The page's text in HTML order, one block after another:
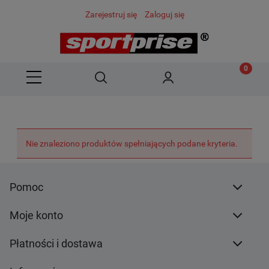
Zarejestruj się Zaloguj się
Nie znaleziono produktów spełniających podane kryteria.
Pomoc
Moje konto
Płatności i dostawa